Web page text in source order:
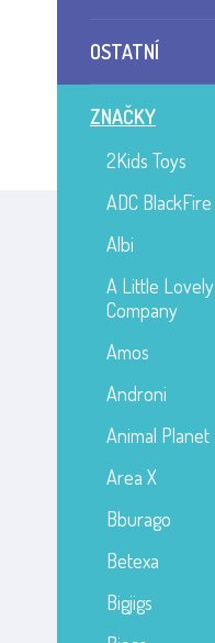
OSTATNÍ
ZNAČKY
2Kids Toys
ADC BlackFire
Albi
A Little Lovely
Company
Amos
Androni
Animal Planet
Area X
Bburago
Betexa
Bigjigs